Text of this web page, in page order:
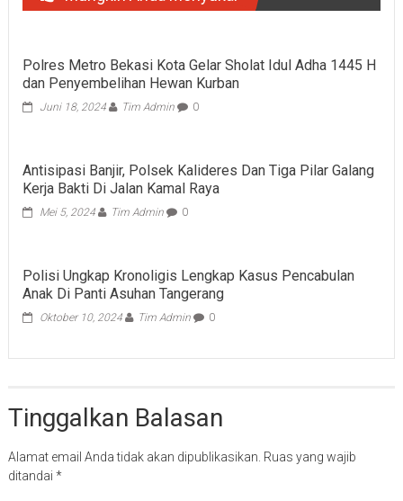
Polres Metro Bekasi Kota Gelar Sholat Idul Adha 1445 H
dan Penyembelihan Hewan Kurban
Juni 18, 2024 Tim Admin 0
Antisipasi Banjir, Polsek Kalideres Dan Tiga Pilar Galang
Kerja Bakti Di Jalan Kamal Raya
Mei 5, 2024 Tim Admin 0
Polisi Ungkap Kronoligis Lengkap Kasus Pencabulan
Anak Di Panti Asuhan Tangerang
Oktober 10, 2024 Tim Admin 0
Tinggalkan Balasan
Alamat email Anda tidak akan dipublikasikan. Ruas yang wajib
ditandai *